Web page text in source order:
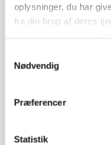
oplysninger, du har
fra din brug af deres
Nødvendig
Præferencer
Statistik
Forserie til